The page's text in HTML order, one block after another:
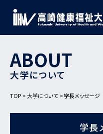
ABOUT
大学について
TOP 大学について 学長メッセージ
学長